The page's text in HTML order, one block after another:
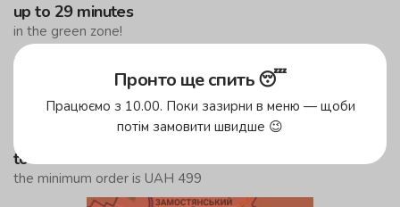
up to 29 minutes
in the green zone!
up to 59 minutes
in the yellow zone
free delivery
to the suburbs
the minimum order is UAH 499
Пронто ще спить 😴
Працюємо з 10.00. Поки зазирни в меню — щоби
потім замовити швидше 😉